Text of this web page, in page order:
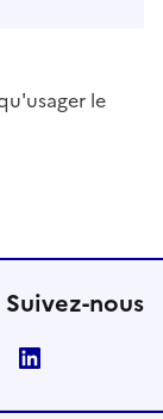
le
Suivez-nous